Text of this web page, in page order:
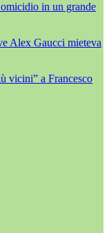
in un grande
Alex Gaucci mieteva
vicini” a Francesco